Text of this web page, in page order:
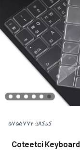
کدکالا:
محافظ کیبورد آیپد پرو 10.2 اینچ کوتتسی Coteetci Keyboard